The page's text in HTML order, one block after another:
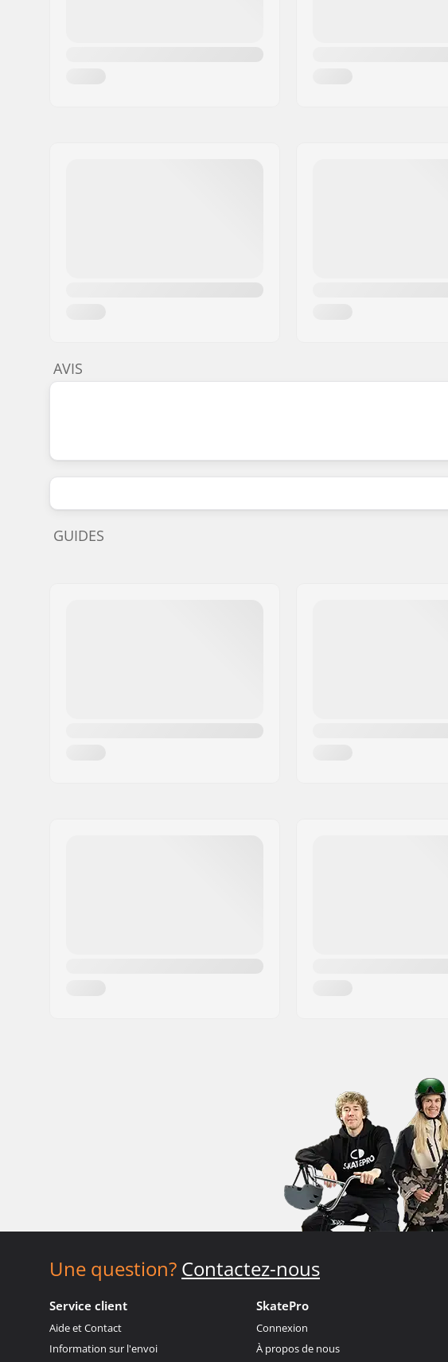
AVIS
GUIDES
Une question? Contactez-nous
Service client
Aide et Contact
Information sur l'envoi
SkatePro
Connexion
À propos de nous